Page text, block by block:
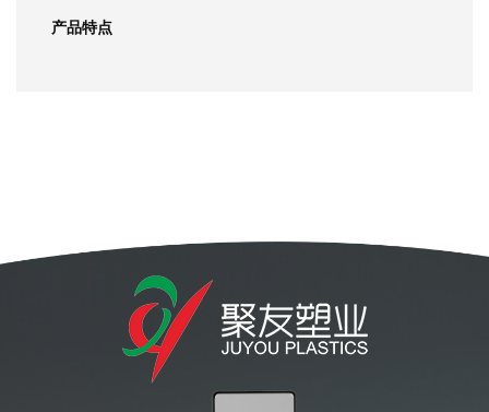
产品特点